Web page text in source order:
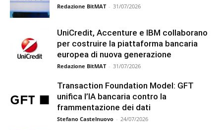
Redazione BitMAT - 31/07/2026
UniCredit, Accenture e IBM collaborano
per costruire la piattaforma bancaria
europea di nuova generazione
Redazione BitMAT - 31/07/2026
Transaction Foundation Model: GFT
unifica l’IA bancaria contro la
frammentazione dei dati
Stefano Castelnuovo - 24/07/2026